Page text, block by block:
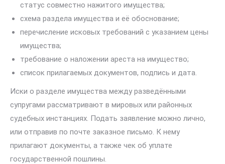
статус совместно нажитого имущества;
схема раздела имущества и её обоснование;
перечисление исковых требований с указанием цены
имущества;
требование о наложении ареста на имущество;
список прилагаемых документов, подпись и дата.
Иски о разделе имущества между разведёнными
супругами рассматривают в мировых или районных
судебных инстанциях. Подать заявление можно лично,
или отправив по почте заказное письмо. К нему
прилагают документы, а также чек об уплате
государственной пошлины.